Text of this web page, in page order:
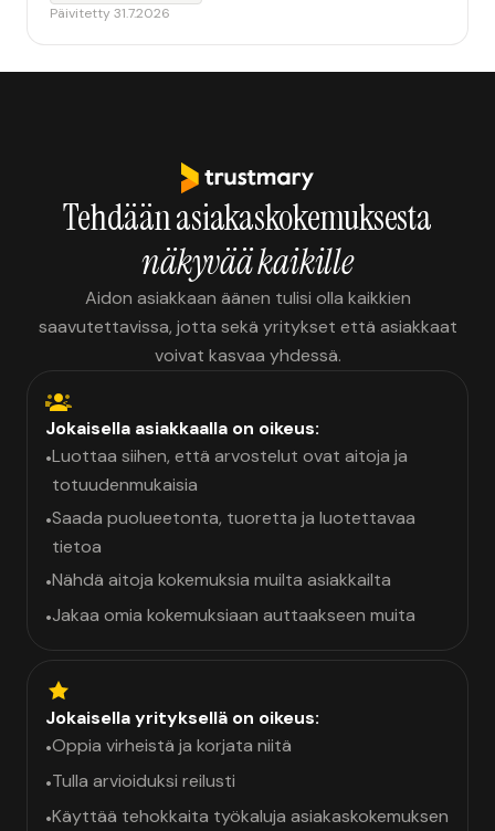
Päivitetty 31.7.2026
Tehdään asiakaskokemuksesta
näkyvää kaikille
Aidon asiakkaan äänen tulisi olla kaikkien
saavutettavissa, jotta sekä yritykset että asiakkaat
voivat kasvaa yhdessä.
Jokaisella asiakkaalla on oikeus:
•Luottaa siihen, että arvostelut ovat aitoja ja
totuudenmukaisia
•Saada puolueetonta, tuoretta ja luotettavaa
tietoa
•Nähdä aitoja kokemuksia muilta asiakkailta
•Jakaa omia kokemuksiaan auttaakseen muita
Jokaisella yrityksellä on oikeus:
•Oppia virheistä ja korjata niitä
•Tulla arvioiduksi reilusti
•Käyttää tehokkaita työkaluja asiakaskokemuksen